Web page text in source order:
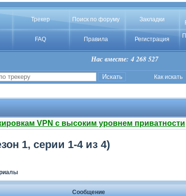
Трекер Поиск по форуму Закладки
FAQ Правила Регистрация
Нас вместе: 4 268 527
Как искать
VPN с высоким уровнем приватности
1, серии 1-4 из 4)
Сообщение